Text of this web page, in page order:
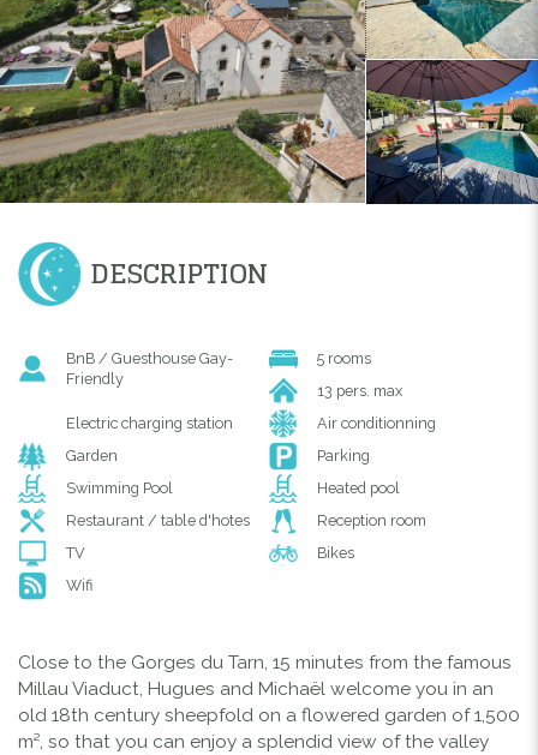
DESCRIPTION
BnB / Guesthouse Gay-
Friendly
5 rooms
13 pers. max
Electric charging station
Air conditionning
Garden
Parking
Swimming Pool
Heated pool
Restaurant / table d'hotes
Reception room
TV
Bikes
Wifi
Close to the Gorges du Tarn, 15 minutes from the famous
Millau Viaduct, Hugues and Michaël welcome you in an
old 18th century sheepfold on a flowered garden of 1,500
m², so that you can enjoy a splendid view of the valley